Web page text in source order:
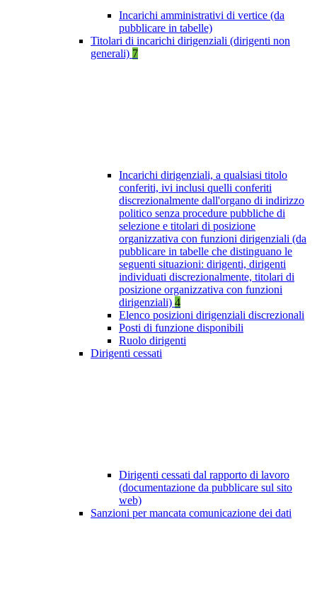
Incarichi amministrativi di vertice (da
pubblicare in tabelle)
Titolari di incarichi dirigenziali (dirigenti non
generali) 7
Incarichi dirigenziali, a qualsiasi titolo
conferiti, ivi inclusi quelli conferiti
discrezionalmente dall'organo di indirizzo
politico senza procedure pubbliche di
selezione e titolari di posizione
organizzativa con funzioni dirigenziali (da
pubblicare in tabelle che distinguano le
seguenti situazioni: dirigenti, dirigenti
individuati discrezionalmente, titolari di
posizione organizzativa con funzioni
dirigenziali) 4
Elenco posizioni dirigenziali discrezionali
Posti di funzione disponibili
Ruolo dirigenti
Dirigenti cessati
Dirigenti cessati dal rapporto di lavoro
(documentazione da pubblicare sul sito
web)
Sanzioni per mancata comunicazione dei dati